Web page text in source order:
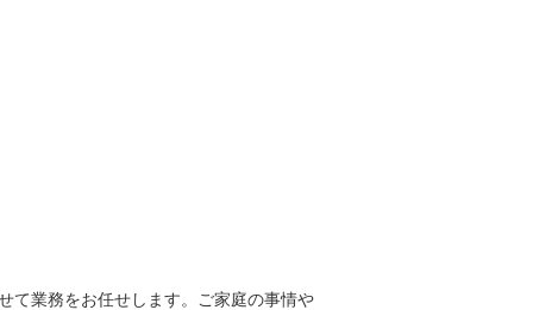
て業務をお任せします。ご家庭の事情や